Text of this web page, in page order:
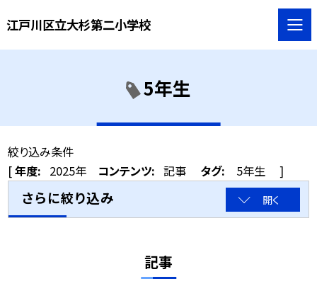
江戸川区立大杉第二小学校
5年生
絞り込み条件
[年度: 2025年 コンテンツ: 記事 タグ: 5年生 ]
さらに絞り込み 開く
記事